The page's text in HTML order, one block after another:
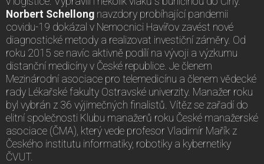
Norbert Schellong navzdory probíhající pandemii
covidu-19 dokázal v Nemocnici Havířov zavést nové
diagnostické metody a realizovat investiční záměry. Od
roku 2015 se navíc aktivně podílí na vývoji a výzkumu
distanční medicíny v České republice. Je členem
Mezinárodní asociace pro telemedicínu a členem vědecké
rady Lékařské fakulty Ostravské univerzity. Manažer roku
byl vybrán z 36 výjimečných finalistů. Vítěz se zařadí do
elitní společnosti Klubu manažerů roku České manažerské
asociace (ČMA), který vede profesor Vladimír Mařík z
Českého institutu informatiky, robotiky a kybernetiky
ČVUT.